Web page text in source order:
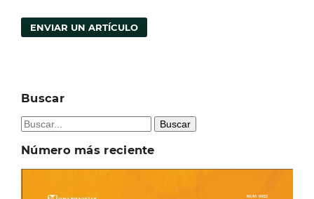
ENVIAR UN ARTÍCULO
Buscar
Buscar
Número más reciente